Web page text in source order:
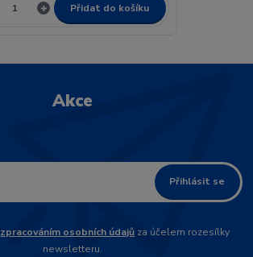
Přidat do košíku
Akce
Přihlásit se
zpracováním osobních údajů za účelem rozesílky
newsletteru.